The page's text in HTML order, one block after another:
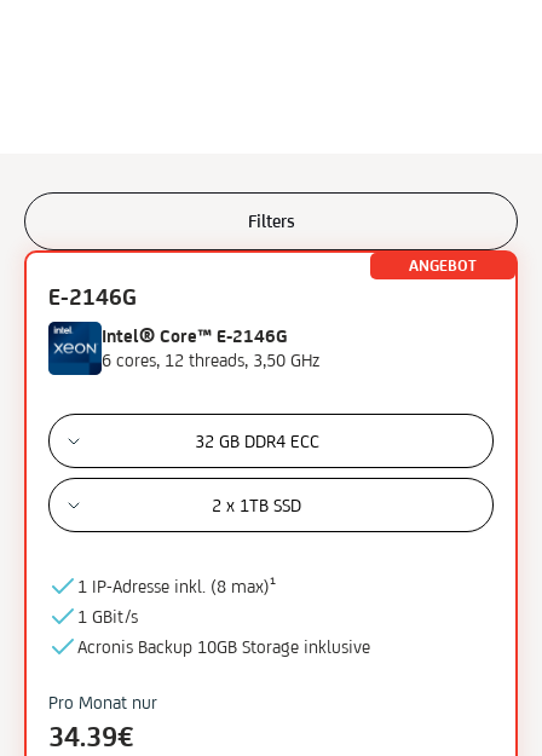
Filters
Filters
Processor
AMD Ryzen 9
Intel Core i7
Intel Xeon E
Intel Xeon E3
Intel Xeon E5
Kerne
4
8
10
ANGEBOT
E-2146G
Intel® Core™ E-2146G
6 cores, 12 threads, 3,50 GHz
32 GB DDR4 ECC
2 x 1TB SSD
1 IP-Adresse inkl. (8 max)¹
1 GBit/s
Acronis Backup 10GB Storage inklusive
Pro Monat nur
34.39€